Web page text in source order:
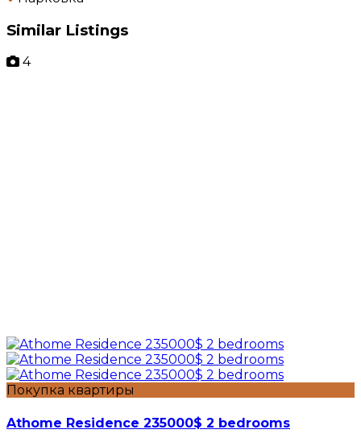
Similar Listings
4
Покупка квартиры
Athome Residence 235000$ 2 bedrooms